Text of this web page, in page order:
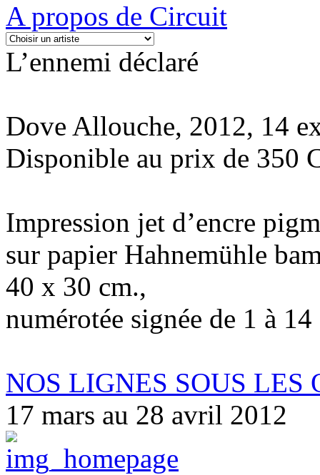
A propos de Circuit
L’ennemi déclaré
Dove Allouche, 2012, 14
Disponible au prix de 350
Impression jet d’encre
sur papier Hahnemühle
40 x 30 cm.,
numérotée signée de 1 à
NOS LIGNES SOUS LES
17 mars au 28 avril 2012